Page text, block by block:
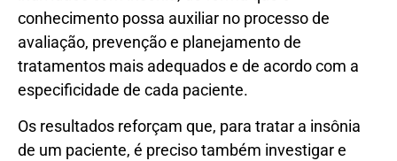
conhecimento possa auxiliar no processo de
avaliação, prevenção e planejamento de
tratamentos mais adequados e de acordo com a
especificidade de cada paciente.
Os resultados reforçam que, para tratar a insônia
de um paciente, é preciso também investigar e